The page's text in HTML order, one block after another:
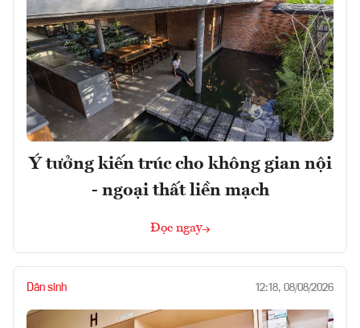
Ý tưởng kiến trúc cho không gian nội
- ngoại thất liền mạch
Đọc ngay
Dân sinh 12:18, 08/08/2026